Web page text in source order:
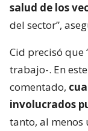
salud de los
del sector”,
Cid precisó que
trabajo-. En
comentado,
involucrados
tanto, al